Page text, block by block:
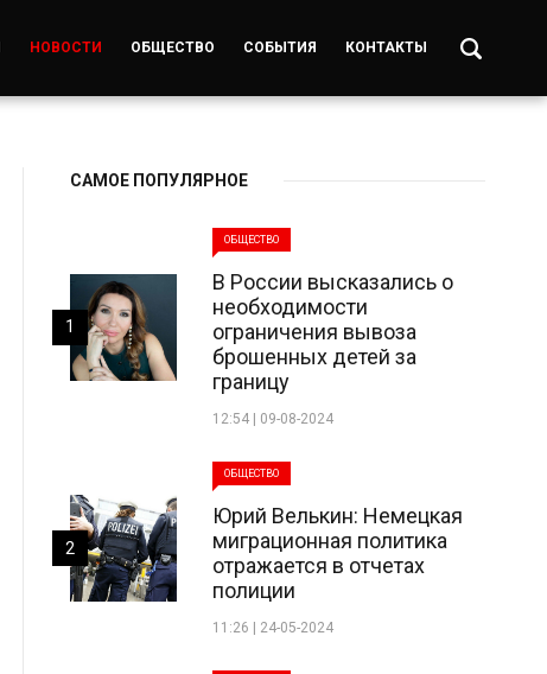
НОВОСТИ ОБЩЕСТВО СОБЫТИЯ КОНТАКТЫ
САМОЕ ПОПУЛЯРНОЕ
ОБЩЕСТВО
В России высказались о
необходимости
ограничения вывоза
брошенных детей за
границу
12:54 | 09-08-2024
1
ОБЩЕСТВО
Юрий Велькин: Немецкая
миграционная политика
отражается в отчетах
полиции
11:26 | 24-05-2024
2